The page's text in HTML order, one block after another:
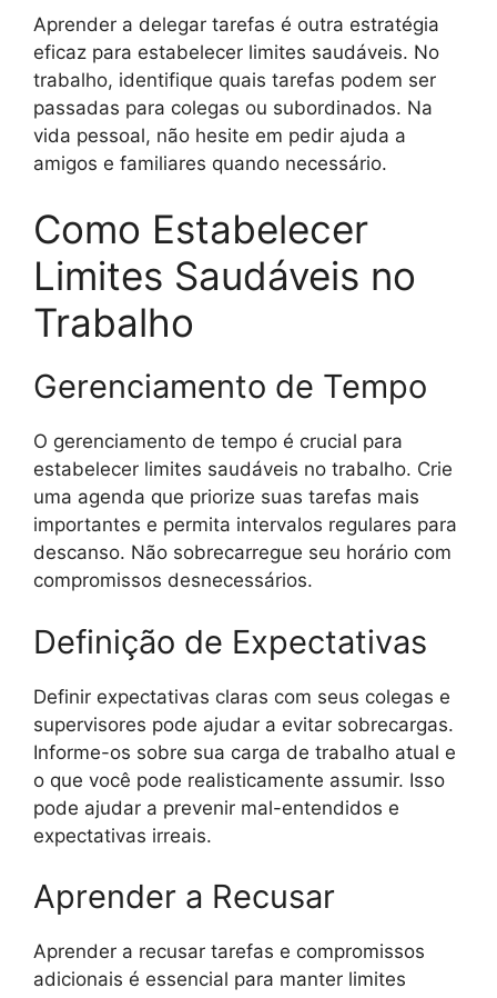
Aprender a delegar tarefas é outra estratégia
eficaz para estabelecer limites saudáveis. No
trabalho, identifique quais tarefas podem ser
passadas para colegas ou subordinados. Na
vida pessoal, não hesite em pedir ajuda a
amigos e familiares quando necessário.
Como Estabelecer
Limites Saudáveis no
Trabalho
Gerenciamento de Tempo
O gerenciamento de tempo é crucial para
estabelecer limites saudáveis no trabalho. Crie
uma agenda que priorize suas tarefas mais
importantes e permita intervalos regulares para
descanso. Não sobrecarregue seu horário com
compromissos desnecessários.
Definição de Expectativas
Definir expectativas claras com seus colegas e
supervisores pode ajudar a evitar sobrecargas.
Informe-os sobre sua carga de trabalho atual e
o que você pode realisticamente assumir. Isso
pode ajudar a prevenir mal-entendidos e
expectativas irreais.
Aprender a Recusar
Aprender a recusar tarefas e compromissos
adicionais é essencial para manter limites